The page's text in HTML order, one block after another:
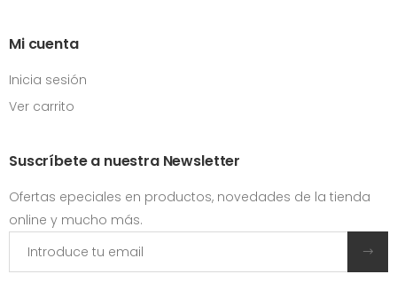
Mi cuenta
Inicia sesión
Ver carrito
Suscríbete a nuestra Newsletter
Ofertas epeciales en productos, novedades de la tienda
online y mucho más.